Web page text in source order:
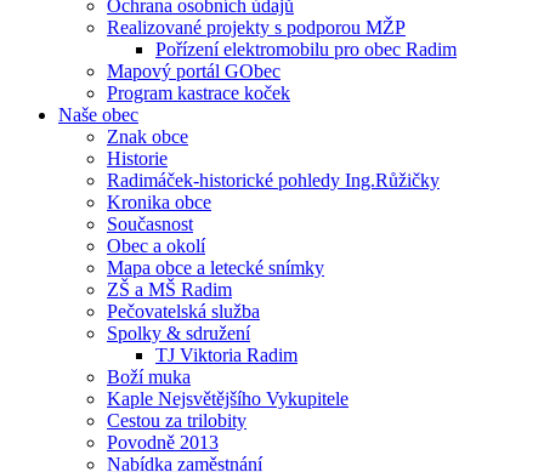
Ochrana osobních údajů
Realizované projekty s podporou MŽP
Pořízení elektromobilu pro obec Radim
Mapový portál GObec
Program kastrace koček
Naše obec
Znak obce
Historie
Radimáček-historické pohledy Ing.Růžičky
Kronika obce
Současnost
Obec a okolí
Mapa obce a letecké snímky
ZŠ a MŠ Radim
Pečovatelská služba
Spolky & sdružení
TJ Viktoria Radim
Boží muka
Kaple Nejsvětějšího Vykupitele
Cestou za trilobity
Povodně 2013
Nabídka zaměstnání